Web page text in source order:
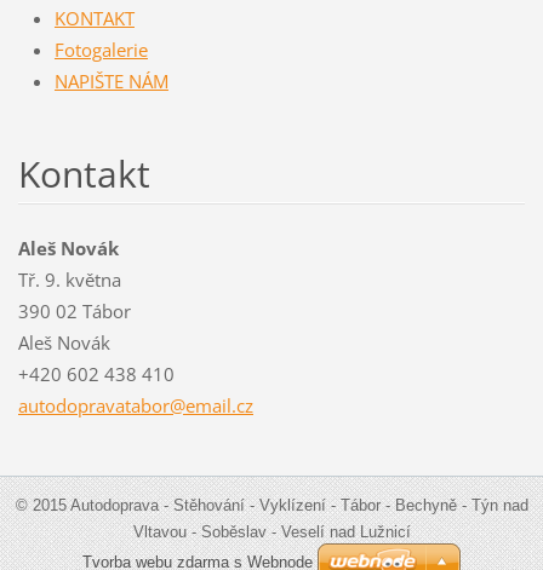
KONTAKT
Fotogalerie
NAPIŠTE NÁM
Kontakt
Aleš Novák
Tř. 9. května
390 02 Tábor
Aleš Novák
+420 602 438 410
autodopravatabor@email.cz
© 2015 Autodoprava - Stěhování - Vyklízení - Tábor - Bechyně - Týn nad
Vltavou - Soběslav - Veselí nad Lužnicí
Tvorba webu zdarma s Webnode